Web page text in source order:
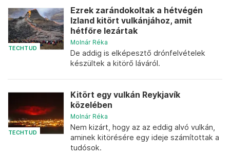
TECHTUD
Ezrek zarándokoltak a hétvégén
Izland kitört vulkánjához, amit
hétfőre lezártak
Molnár Réka
De addig is elképesztő drónfelvételek
készültek a kitörő láváról.
TECHTUD
Kitört egy vulkán Reykjavík
közelében
Molnár Réka
Nem kizárt, hogy az az eddig alvó vulkán,
aminek kitörésére egy ideje számítottak a
tudósok.